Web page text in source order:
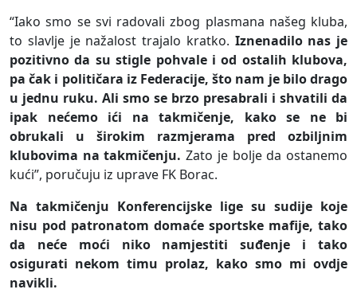
“Iako smo se svi radovali zbog plasmana našeg kluba,
to slavlje je nažalost trajalo kratko. Iznenadilo nas je
pozitivno da su stigle pohvale i od ostalih klubova,
pa čak i političara iz Federacije, što nam je bilo drago
u jednu ruku. Ali smo se brzo presabrali i shvatili da
ipak nećemo ići na takmičenje, kako se ne bi
obrukali u širokim razmjerama pred ozbiljnim
klubovima na takmičenju. Zato je bolje da ostanemo
kući”, poručuju iz uprave FK Borac.
Na takmičenju Konferencijske lige su sudije koje
nisu pod patronatom domaće sportske mafije, tako
da neće moći niko namjestiti suđenje i tako
osigurati nekom timu prolaz, kako smo mi ovdje
navikli.